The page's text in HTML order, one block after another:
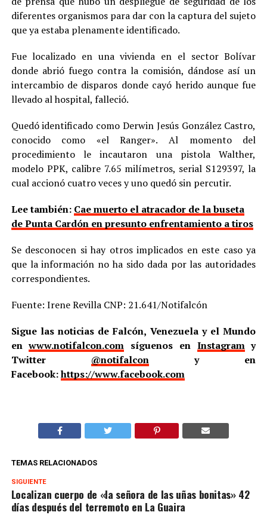
diferentes organismos para dar con la captura del sujeto
que ya estaba plenamente identificado.
Fue localizado en una vivienda en el sector Bolívar
donde abrió fuego contra la comisión, dándose así un
intercambio de disparos donde cayó herido aunque fue
llevado al hospital, falleció.
Quedó identificado como Derwin Jesús González Castro,
conocido como «el Ranger». Al momento del
procedimiento le incautaron una pistola Walther,
modelo PPK, calibre 7.65 milímetros, serial S129397, la
cual accionó cuatro veces y uno quedó sin percutir.
Lee también: Cae muerto el atracador de la buseta
de Punta Cardón en presunto enfrentamiento a tiros
Se desconocen si hay otros implicados en este caso ya
que la información no ha sido dada por las autoridades
correspondientes.
Fuente: Irene Revilla CNP: 21.641/Notifalcón
Sigue las noticias de Falcón, Venezuela y el Mundo
enwww.notifalcon.com síguenos en Instagramy
Twitter @notifalcony en
Facebook:https://www.facebook.com
TEMAS RELACIONADOS
SIGUIENTE
Localizan cuerpo de «la señora de las uñas bonitas» 42
días después del terremoto en La Guaira